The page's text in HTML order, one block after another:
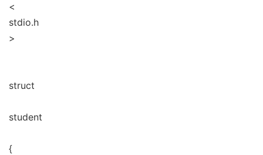
<
stdio.h
>
struct
student
{